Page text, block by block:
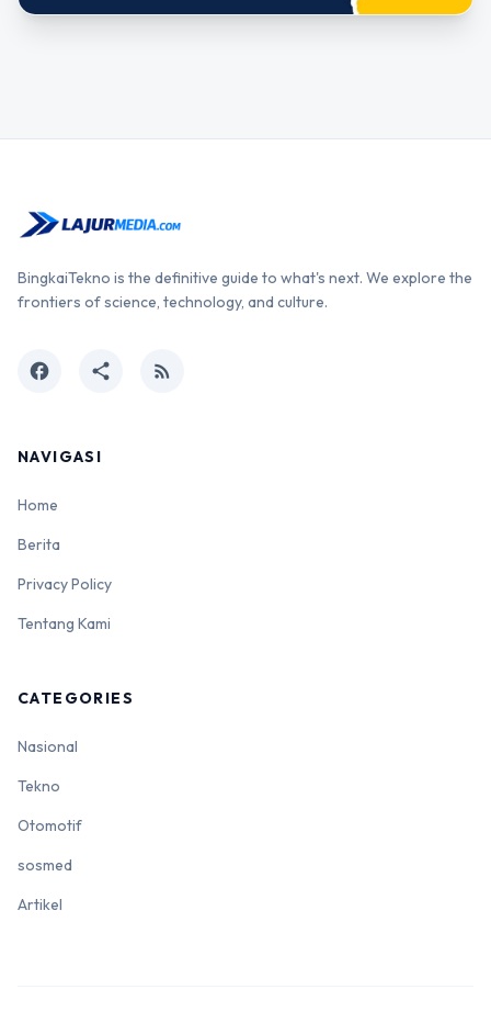
BingkaiTekno is the definitive guide to what's next. We explore the
frontiers of science, technology, and culture.
facebook share rss_feed
NAVIGASI
Home
Berita
Privacy Policy
Tentang Kami
CATEGORIES
Nasional
Tekno
Otomotif
sosmed
Artikel